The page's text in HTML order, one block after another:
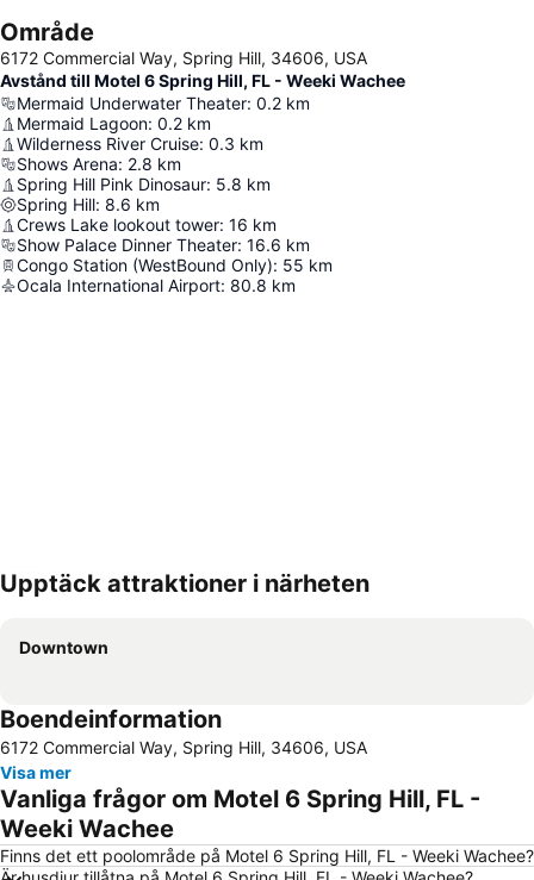
Område
6172 Commercial Way, Spring Hill, 34606, USA
Avstånd till Motel 6 Spring Hill, FL - Weeki Wachee
Mermaid Underwater Theater: 0.2 km
Mermaid Lagoon: 0.2 km
Wilderness River Cruise: 0.3 km
Shows Arena: 2.8 km
Spring Hill Pink Dinosaur: 5.8 km
Spring Hill: 8.6 km
Crews Lake lookout tower: 16 km
Show Palace Dinner Theater: 16.6 km
Congo Station (WestBound Only): 55 km
Ocala International Airport: 80.8 km
Förstora kartan
Upptäck attraktioner i närheten
Downtown
Boendeinformation
6172 Commercial Way, Spring Hill, 34606, USA
Visa mer
Vanliga frågor om Motel 6 Spring Hill, FL -
Weeki Wachee
Finns det ett poolområde på Motel 6 Spring Hill, FL - Weeki Wachee?